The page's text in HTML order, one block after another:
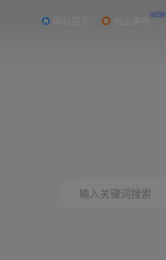
创业课程 NEW
输入关键词搜索